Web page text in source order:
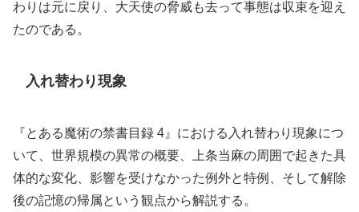
わりは元に戻り、大天使の脅威も去って事態は収束を迎え
たのである。
入れ替わり現象
『とある魔術の禁書目録 4』における入れ替わり現象につ
いて、世界規模の異常の概要、上条当麻の周囲で起きた具
体的な変化、影響を受けなかった例外と特例、そして解除
後の記憶の帰属という観点から解説する。